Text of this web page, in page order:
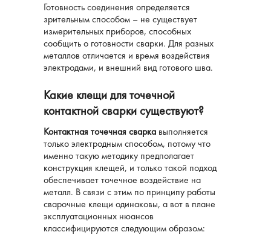
Готовность соединения определяется
зрительным способом – не существует
измерительных приборов, способных
сообщить о готовности сварки. Для разных
металлов отличается и время воздействия
электродами, и внешний вид готового шва.
Какие клещи для точечной
контактной сварки существуют?
Контактная точечная сварка выполняется
только электродным способом, потому что
именно такую методику предполагает
конструкция клещей, и только такой подход
обеспечивает точечное воздействие на
металл. В связи с этим по принципу работы
сварочные клещи одинаковы, а вот в плане
эксплуатационных нюансов
классифицируются следующим образом: